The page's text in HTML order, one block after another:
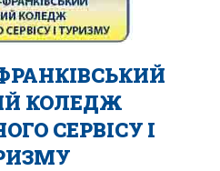
КОЛЕДЖ
СЕРВІСУ І